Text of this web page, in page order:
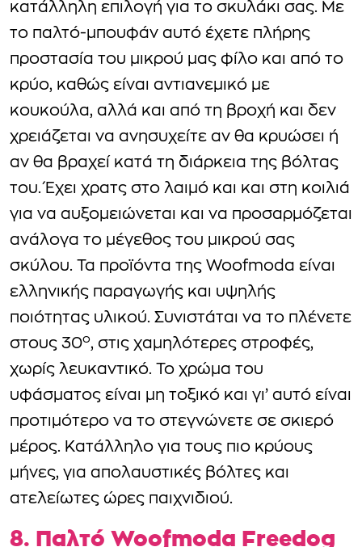
κατάλληλη επιλογή για το σκυλάκι σας. Με
το παλτό-μπουφάν αυτό έχετε πλήρης
προστασία του μικρού μας φίλο και από το
κρύο, καθώς είναι αντιανεμικό με
κουκούλα, αλλά και από τη βροχή και δεν
χρειάζεται να ανησυχείτε αν θα κρυώσει ή
αν θα βραχεί κατά τη διάρκεια της βόλτας
του. Έχει χρατς στο λαιμό και και στη κοιλιά
για να αυξομειώνεται και να προσαρμόζεται
ανάλογα το μέγεθος του μικρού σας
σκύλου. Τα προϊόντα της Woofmoda είναι
ελληνικής παραγωγής και υψηλής
ποιότητας υλικού. Συνιστάται να το πλένετε
στους 30ο, στις χαμηλότερες στροφές,
χωρίς λευκαντικό. Το χρώμα του
υφάσματος είναι μη τοξικό και γι’ αυτό είναι
προτιμότερο να το στεγνώνετε σε σκιερό
μέρος. Κατάλληλο για τους πιο κρύους
μήνες, για απολαυστικές βόλτες και
ατελείωτες ώρες παιχνιδιού.
8. Παλτό Woοfmoda Freedog